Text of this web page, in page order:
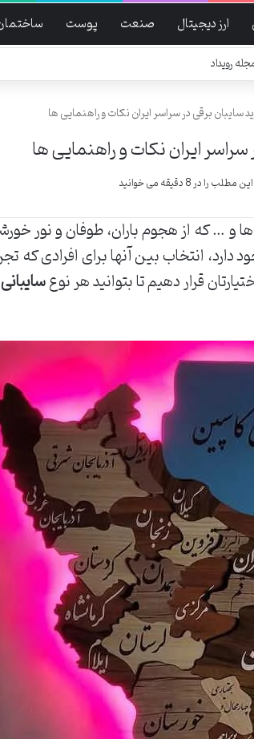
ارز دیجیتال صنعت پوست
رویداد
سایبان برقی در سراسر ایران نکات و راهنمایی ها
ایران نکات و راهنمایی ها
این مطلب را در 8 دقیقه می خوانید
ها و … که از هجوم باران، طوفان و نور
دارد، انتخاب بین آنها برای افرادی که
قرار دهیم تا بتوانید هر نوعسایبانی